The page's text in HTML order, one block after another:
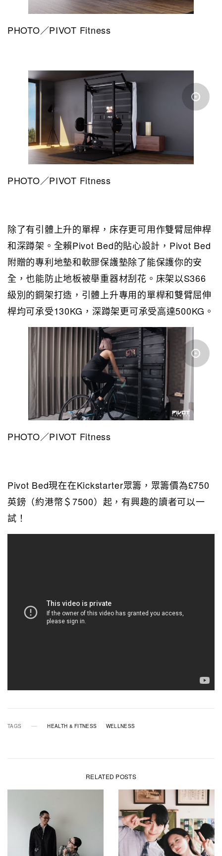
PHOTO／PIVOT Fitness
PHOTO／PIVOT Fitness
除了有引體上升的單桿，床存更可用作雙臂屈伸桿
和深蹲架。全賴Pivot Bed的貼心設計，Pivot Bed
附贈的專利地墊和軟膠保護墊除了能保護你的安
全，也能防止地板被舉重器材刮花。床架以S366
級別的鋼架打造，引體上升專用的單桿和雙臂屈伸
桿均可承受130KG，深蹲架更可承受高達500KG。
PHOTO／PIVOT Fitness
Pivot Bed現在在Kickstarter眾籌，眾籌價為£750
英鎊（約港幣＄7500）起，有興趣的讀者可以一
試！
TAGS HEALTH & FITNESS WELLNESS
RELATED POSTS